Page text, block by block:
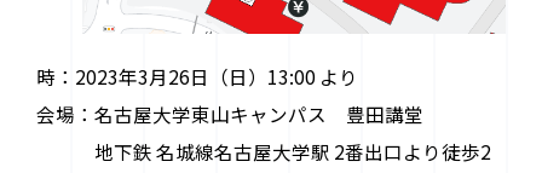
時：2023年3月26日（日）13:00 より
会場：名古屋大学東山キャンパス 豊田講堂
地下鉄 名城線名古屋大学駅 2番出口より徒歩2